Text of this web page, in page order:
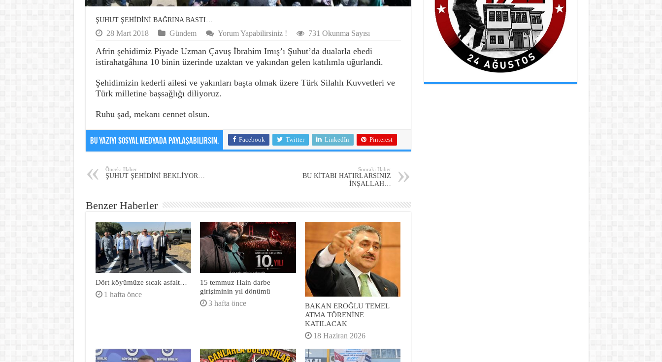
ŞUHUT ŞEHİDİNİ BAĞRINA BASTI…
28 Mart 2018 Gündem Yorum Yapabilirsiniz ! 731 Okunma Sayısı
Afrin şehidimiz Piyade Uzman Çavuş İbrahim Imış’ı Şuhut’da dualarla ebedi
istirahatgâhına 10 binin üzerinde uzaktan ve yakından gelen katılımla uğurlandi.
Şehidimizin kederli ailesi ve yakınları başta olmak üzere Türk Silahlı Kuvvetleri ve
Türk milletine başsağlığı diliyoruz.
Ruhu şad, mekanı cennet olsun.
Bu Yazıyı Sosyal Medyada Paylaşabilirsin. Facebook Twitter LinkedIn Pinterest
Önceki Haber
ŞUHUT ŞEHİDİNİ BEKLİYOR…
Sonraki Haber
BU KİTABI HATIRLARSINIZ
İNŞALLAH…
Benzer Haberler
Dört köyümüze sıcak asfalt…
1 hafta önce
15 temmuz Hain darbe
girişiminin yıl dönümü
3 hafta önce
BAKAN EROĞLU TEMEL
ATMA TÖRENİNE
KATILACAK
18 Haziran 2026